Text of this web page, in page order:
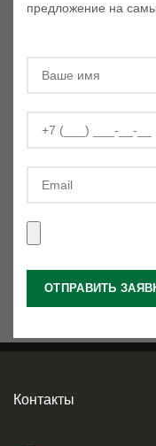
предложение на
Контакты